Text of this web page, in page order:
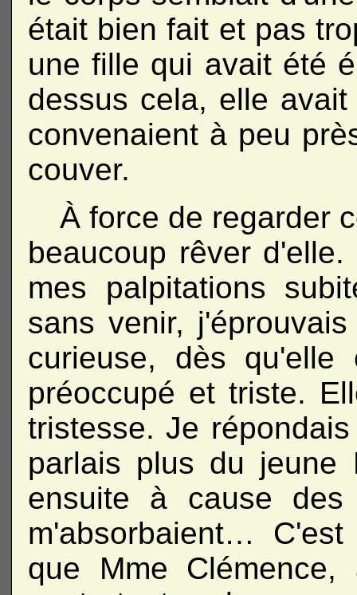
était bien fait et pas
une fille qui avait été
dessus cela, elle
convenaient à peu
couver.
À force de regarder
beaucoup rêver
mes palpitations
sans venir,
curieuse, dès qu'elle
préoccupé et triste.
tristesse. Je
parlais plus du jeune
ensuite à cause des
m'absorbaient…
que Mme